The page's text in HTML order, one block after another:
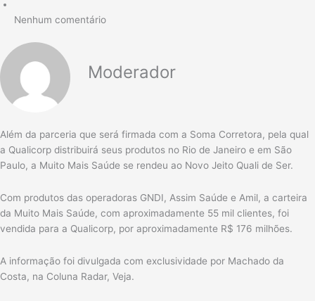
Nenhum comentário
Moderador
Além da parceria que será firmada com a Soma Corretora, pela qual
a Qualicorp distribuirá seus produtos no Rio de Janeiro e em São
Paulo, a Muito Mais Saúde se rendeu ao Novo Jeito Quali de Ser.
Com produtos das operadoras GNDI, Assim Saúde e Amil, a carteira
da Muito Mais Saúde, com aproximadamente 55 mil clientes, foi
vendida para a Qualicorp, por aproximadamente R$ 176 milhões.
A informação foi divulgada com exclusividade por Machado da
Costa, na Coluna Radar, Veja.